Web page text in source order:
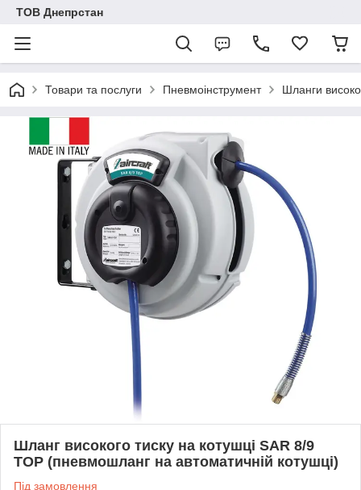
ТОВ Днепрстан
Товари та послуги Пневмоінструмент Шланги
Шланг високого тиску на котушці SAR 8/9
TOP (пневмошланг на автоматичній котушці)
Під замовлення